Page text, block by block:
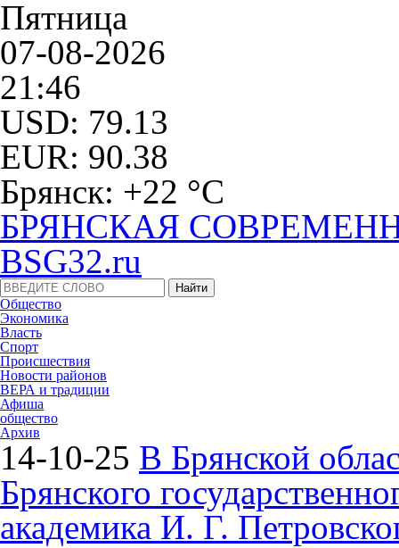
Пятница
07-08-2026
21:46
USD: 79.13
EUR: 90.38
Брянск: +22 °С
БРЯНСКАЯ
BSG32.ru
Общество
Экономика
Власть
Спорт
Происшествия
Новости районов
ВЕРА и традиции
Афиша
общество
Архив
14-10-25 В Брянской
Брянского
академика И. Г.